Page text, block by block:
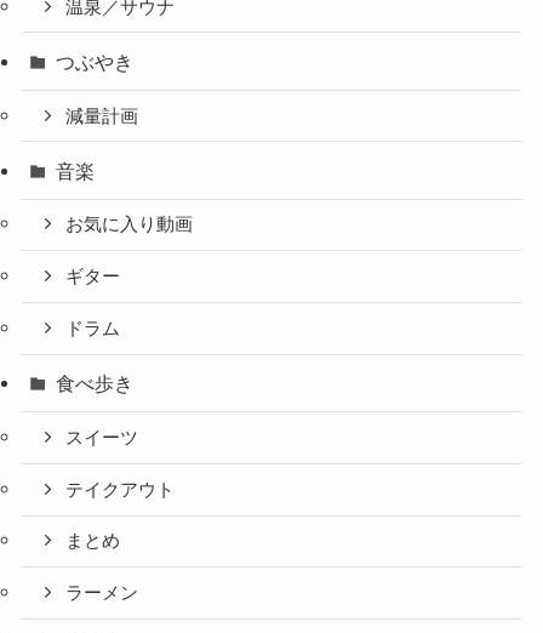
温泉／サウナ
つぶやき
減量計画
音楽
お気に入り動画
ギター
ドラム
食べ歩き
スイーツ
テイクアウト
まとめ
ラーメン